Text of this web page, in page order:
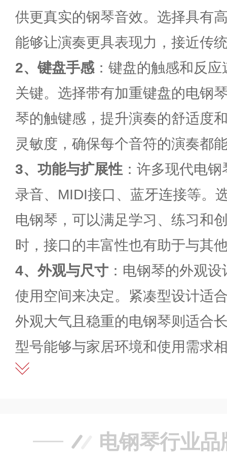
供更真实的钢琴音效。选择具有
能够让演奏更具表现力，接近传
2、键盘手感 ：键盘的触感和反
关键。选择带有加重键盘的电钢
琴的触键感，提升演奏的舒适度
灵敏度，确保每个音符的演奏都
3、功能与扩展性 ：许多现代电
录音、MIDI接口、蓝牙连接等。
电钢琴，可以满足学习、练习和
时，接口的丰富性也有助于与其
4、 外观与尺寸 ：电钢琴的外观
使用空间来决定。紧凑型设计适
外观大气且稳重的电钢琴则适合
型号能够与家居环境和使用需求
电钢琴行业品